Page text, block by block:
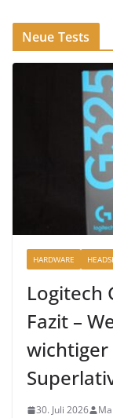
Neue Tests
HARDWARE
Logitech
Fazit –
wichtiger
30. Juli 2026